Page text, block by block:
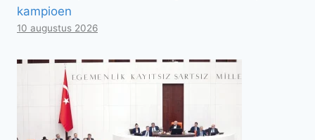
kampioen
10 augustus 2026